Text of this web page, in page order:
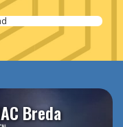
Breda